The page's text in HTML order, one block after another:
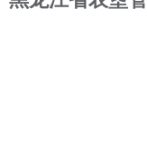
的总局党校合署办学